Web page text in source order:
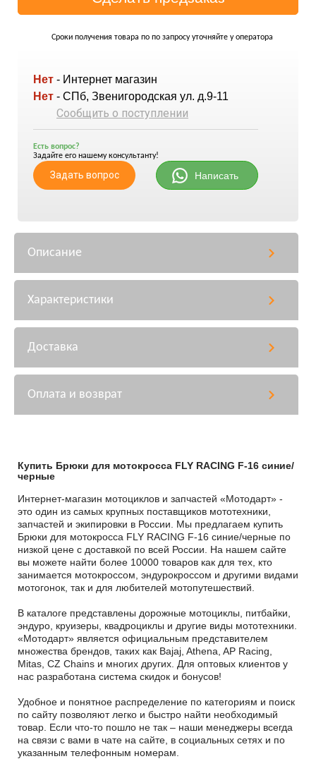
Сроки получения товара по по запросу уточняйте у оператора
Нет - Интернет магазин
Нет - СПб, Звенигородская ул. д.9-11
Сообщить о поступлении
Есть вопрос?
Задайте его нашему консультанту!
Задать вопрос Написать
Описание
Характеристики
Доставка
Оплата и возврат
Купить Брюки для мотокросса FLY RACING F-16 синие/
черные
Интернет-магазин мотоциклов и запчастей «Мотодарт» -
это один из самых крупных поставщиков мототехники,
запчастей и экипировки в России. Мы предлагаем купить
Брюки для мотокросса FLY RACING F-16 синие/черные по
низкой цене с доставкой по всей России. На нашем сайте
вы можете найти более 10000 товаров как для тех, кто
занимается мотокроссом, эндурокроссом и другими видами
мотогонок, так и для любителей мотопутешествий.
В каталоге представлены дорожные мотоциклы, питбайки,
эндуро, круизеры, квадроциклы и другие виды мототехники.
«Мотодарт» является официальным представителем
множества брендов, таких как Bajaj, Athena, AP Racing,
Mitas, CZ Chains и многих других. Для оптовых клиентов у
нас разработана система скидок и бонусов!
Удобное и понятное распределение по категориям и поиск
по сайту позволяют легко и быстро найти необходимый
товар. Если что-то пошло не так – наши менеджеры всегда
на связи с вами в чате на сайте, в социальных сетях и по
указанным телефонным номерам.